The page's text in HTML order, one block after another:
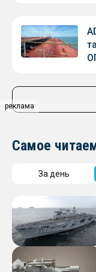
реклама
Самое
За день